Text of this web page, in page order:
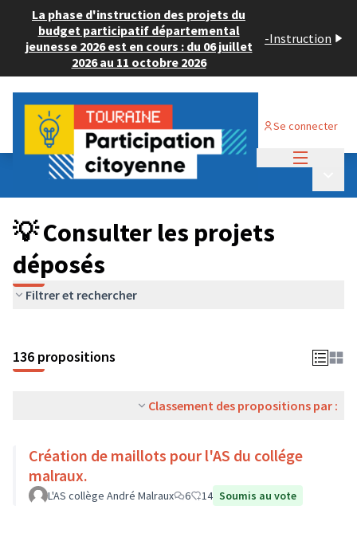
La phase d'instruction des projets du
budget participatif départemental
jeunesse 2026 est en cours : du 06 juillet
2026 au 11 octobre 2026
-Instruction
Se connecter
Budget Participatif JEUNESSE 2024
💡 Consulter les projets déposés
💡 Consulter les projets
déposés
Filtrer et rechercher
136 propositions
Classement des propositions par :
Création de maillots pour l'AS du collége
malraux.
L'AS collège André Malraux 6 14 Soumis au vote